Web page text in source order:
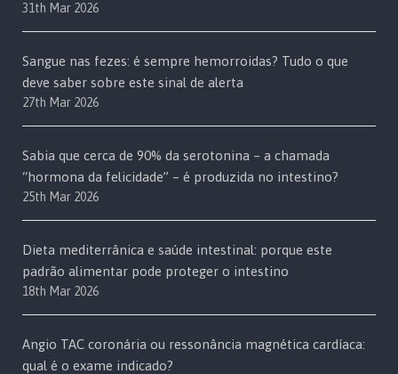
31th Mar 2026
Sangue nas fezes: é sempre hemorroidas? Tudo o que
deve saber sobre este sinal de alerta
27th Mar 2026
Sabia que cerca de 90% da serotonina – a chamada
“hormona da felicidade” – é produzida no intestino?
25th Mar 2026
Dieta mediterrânica e saúde intestinal: porque este
padrão alimentar pode proteger o intestino
18th Mar 2026
Angio TAC coronária ou ressonância magnética cardíaca:
qual é o exame indicado?